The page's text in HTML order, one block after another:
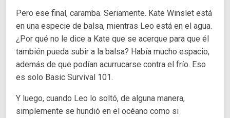
Pero ese final, caramba. Seriamente. Kate Winslet está
en una especie de balsa, mientras Leo está en el agua.
¿Por qué no le dice a Kate que se acerque para que él
también pueda subir a la balsa? Había mucho espacio,
además de que podían acurrucarse contra el frío. Eso
es solo Basic Survival 101.
Y luego, cuando Leo lo soltó, de alguna manera,
simplemente se hundió en el océano como si